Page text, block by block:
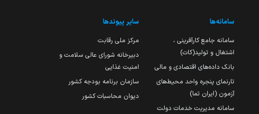
سامانه‌ها
سامانه جامع کارآفرینی ،
اشتغال و تولید(کات)
بانک داده‌های اقتصادی و مالی
تارنمای پنجره واحد محیط‌های
آزمون (ایران تما)
سامانه مدیریت خدمات دولت
سایر پیوندها
مرکز ملی رقابت
دبیرخانه شورای عالی سلامت و
امنیت غذایی
سازمان برنامه بودجه کشور
دیوان محاسبات کشور